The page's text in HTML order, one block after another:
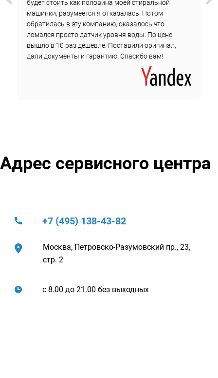
будет стоить как половина моей стиральной
машинки, разумеется я отказалась. Потом
обратилась в эту компанию, оказалось что
ломался просто датчик уровня воды. По цене
вышло в 10 раз дешевле. Поставили оригинал,
дали документы и гарантию. Спасибо вам!
Адрес сервисного центра
+7 (495) 138-43-82
Москва, Петровско-Разумовский пр., 23,
стр. 2
с 8.00 до 21.00 без выходных